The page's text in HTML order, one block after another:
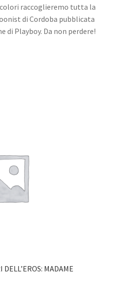
raccoglieremo tutta la
di Cordoba pubblicata
di Playboy. Da non perdere!
MADAME